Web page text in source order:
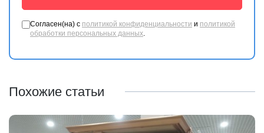
Согласен(на) с политикой конфиденциальности и политикой
обработки персональных данных
Похожие статьи